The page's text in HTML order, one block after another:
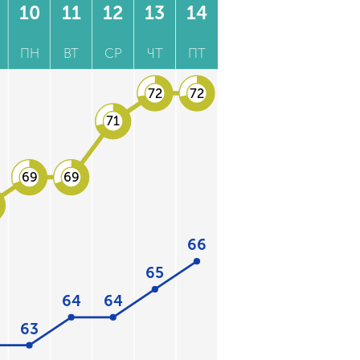
10
ПН
11
ВТ
12
СР
13
ЧТ
14
ПТ
63
64 64
65
66
69 69
71
72 72